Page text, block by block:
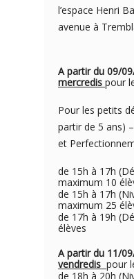
l’espace Henri
avenue à
A partir du 09/
mercredis pour
Pour les petits
partir de 5 ans)
et
de 15h à 17h
maximum 10
de 15h à 17h
maximum 25
de 17h à 19h
élèves
A partir du 11/
vendredis pour
de 18h à 20h